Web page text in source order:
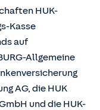
HUK-
Kasse
auf
Allgemeine
AG, die HUK
und die HUK-